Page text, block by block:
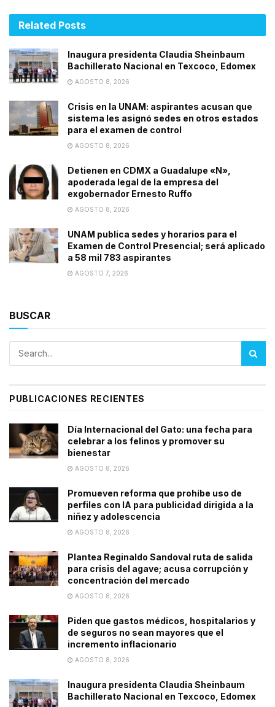
Related Posts
Inaugura presidenta Claudia Sheinbaum
Bachillerato Nacional en Texcoco, Edomex
AGOSTO 8, 2026
Crisis en la UNAM: aspirantes acusan que
sistema les asignó sedes en otros estados
para el examen de control
AGOSTO 8, 2026
Detienen en CDMX a Guadalupe «N»,
apoderada legal de la empresa del
exgobernador Ernesto Ruffo
AGOSTO 8, 2026
UNAM publica sedes y horarios para el
Examen de Control Presencial; será aplicado
a 58 mil 783 aspirantes
AGOSTO 7, 2026
BUSCAR
PUBLICACIONES RECIENTES
Día Internacional del Gato: una fecha para
celebrar a los felinos y promover su
bienestar
AGOSTO 8, 2026
Promueven reforma que prohíbe uso de
perfiles con IA para publicidad dirigida a la
niñez y adolescencia
AGOSTO 8, 2026
Plantea Reginaldo Sandoval ruta de salida
para crisis del agave; acusa corrupción y
concentración del mercado
AGOSTO 8, 2026
Piden que gastos médicos, hospitalarios y
de seguros no sean mayores que el
incremento inflacionario
AGOSTO 8, 2026
Inaugura presidenta Claudia Sheinbaum
Bachillerato Nacional en Texcoco, Edomex